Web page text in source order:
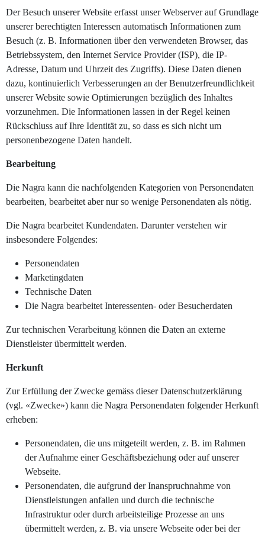
Der Besuch unserer Website erfasst unser Webserver auf Grundlage
unserer berechtigten Interessen automatisch Informationen zum
Besuch (z. B. Informationen über den verwendeten Browser, das
Betriebssystem, den Internet Service Provider (ISP), die IP-
Adresse, Datum und Uhrzeit des Zugriffs). Diese Daten dienen
dazu, kontinuierlich Verbesserungen an der Benutzerfreundlichkeit
unserer Website sowie Optimierungen bezüglich des Inhaltes
vorzunehmen. Die Informationen lassen in der Regel keinen
Rückschluss auf Ihre Identität zu, so dass es sich nicht um
personenbezogene Daten handelt.
Bearbeitung
Die Nagra kann die nachfolgenden Kategorien von Personendaten
bearbeiten, bearbeitet aber nur so wenige Personendaten als nötig.
Die Nagra bearbeitet Kundendaten. Darunter verstehen wir
insbesondere Folgendes:
Personendaten
Marketingdaten
Technische Daten
Die Nagra bearbeitet Interessenten- oder Besucherdaten
Zur technischen Verarbeitung können die Daten an externe
Dienstleister übermittelt werden.
Herkunft
Zur Erfüllung der Zwecke gemäss dieser Datenschutzerklärung
(vgl. «Zwecke») kann die Nagra Personendaten folgender Herkunft
erheben:
Personendaten, die uns mitgeteilt werden, z. B. im Rahmen
der Aufnahme einer Geschäftsbeziehung oder auf unserer
Webseite.
Personendaten, die aufgrund der Inanspruchnahme von
Dienstleistungen anfallen und durch die technische
Infrastruktur oder durch arbeitsteilige Prozesse an uns
übermittelt werden, z. B. via unsere Webseite oder bei der